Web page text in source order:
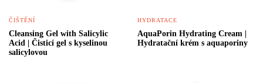
ČIŠTĚNÍ
Cleansing Gel with Salicylic
Acid | Čisticí gel s kyselinou
salicylovou
HYDRATACE
AquaPorin Hydrating Cream |
Hydratační krém s aquaporiny